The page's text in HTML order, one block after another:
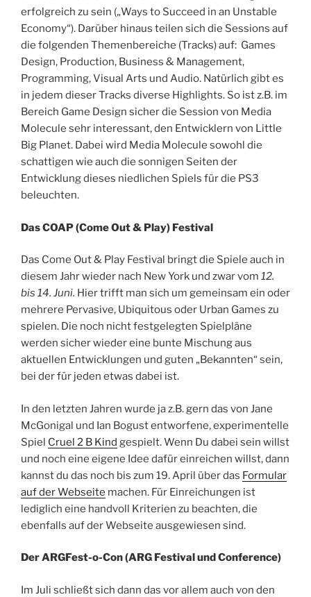
erfolgreich zu sein („Ways to Succeed in an Unstable
Economy“). Darüber hinaus teilen sich die Sessions auf
die folgenden Themenbereiche (Tracks) auf: Games
Design, Production, Business & Management,
Programming, Visual Arts und Audio. Natürlich gibt es
in jedem dieser Tracks diverse Highlights. So ist z.B. im
Bereich Game Design sicher die Session von Media
Molecule sehr interessant, den Entwicklern von Little
Big Planet. Dabei wird Media Molecule sowohl die
schattigen wie auch die sonnigen Seiten der
Entwicklung dieses niedlichen Spiels für die PS3
beleuchten.
Das COAP (Come Out & Play) Festival
Das Come Out & Play Festival bringt die Spiele auch in
diesem Jahr wieder nach New York und zwar vom 12.
bis 14. Juni. Hier trifft man sich um gemeinsam ein oder
mehrere Pervasive, Ubiquitous oder Urban Games zu
spielen. Die noch nicht festgelegten Spielpläne
werden sicher wieder eine bunte Mischung aus
aktuellen Entwicklungen und guten „Bekannten“ sein,
bei der für jeden etwas dabei ist.
In den letzten Jahren wurde ja z.B. gern das von Jane
McGonigal und Ian Bogust entworfene, experimentelle
Spiel Cruel 2 B Kind gespielt. Wenn Du dabei sein willst
und noch eine eigene Idee dafür einreichen willst, dann
kannst du das noch bis zum 19. April über das Formular
auf der Webseite machen. Für Einreichungen ist
lediglich eine handvoll Kriterien zu beachten, die
ebenfalls auf der Webseite ausgewiesen sind.
Der ARGFest-o-Con (ARG Festival und Conference)
Im Juli schließt sich dann das vor allem auch von den